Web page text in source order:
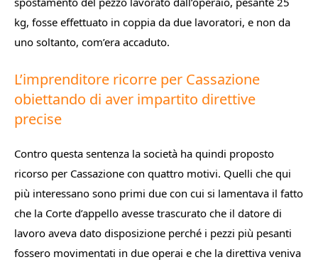
kg, fosse effettuato in coppia da due lavoratori, e non da
uno soltanto, com’era accaduto.
L’imprenditore ricorre per Cassazione
obiettando di aver impartito direttive
precise
Contro questa sentenza la società ha quindi proposto
ricorso per Cassazione con quattro motivi. Quelli che qui
più interessano sono primi due con cui si lamentava il fatto
che la Corte d’appello avesse trascurato che il datore di
lavoro aveva dato disposizione perché i pezzi più pesanti
fossero movimentati in due operai e che la direttiva veniva